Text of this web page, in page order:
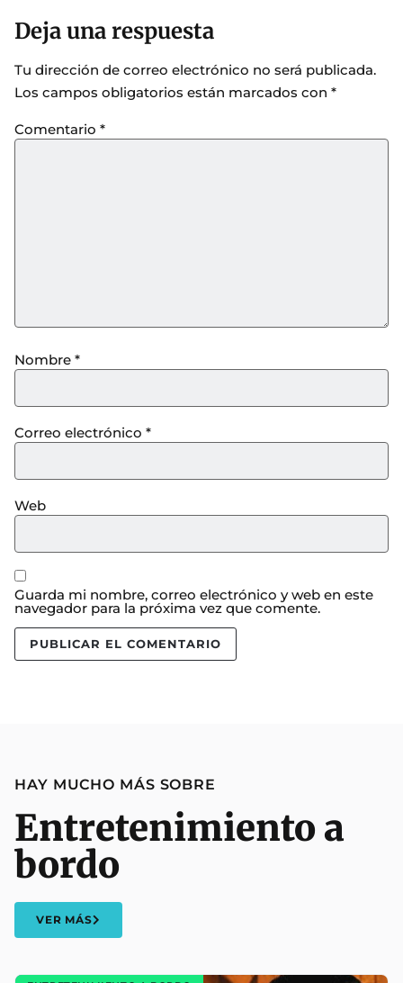
Deja una respuesta
Tu dirección de correo electrónico no será publicada.
Los campos obligatorios están marcados con *
Comentario *
Nombre *
Correo electrónico *
Web
Guarda mi nombre, correo electrónico y web en este
navegador para la próxima vez que comente.
HAY MUCHO MÁS SOBRE
Entretenimiento a
bordo
VER MÁS